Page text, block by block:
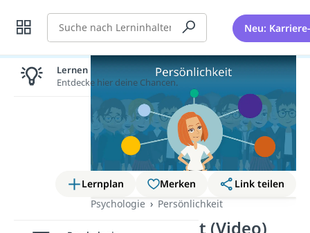
Suche Neu:
Lernplan Merken
Link teilen
Psychologie
Persönlichkeit
Persönlichkeit (Video)
Lernen lohnt sich!
Entdecke hier deine Chancen.